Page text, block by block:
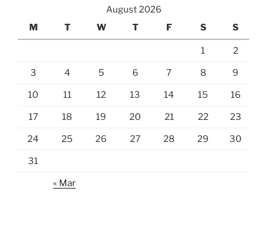
August 2026
M
T W T F S S
1 2
3 4 5 6 7 8 9
10 11 12 13 14 15 16
17 18 19 20 21 22 23
24 25 26 27 28 29 30
31
« Mar